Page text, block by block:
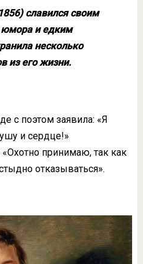
славился своим
и едким
несколько
из его жизни.
с поэтом заявила: «Я
и сердце!»
принимаю, так как
отказываться».